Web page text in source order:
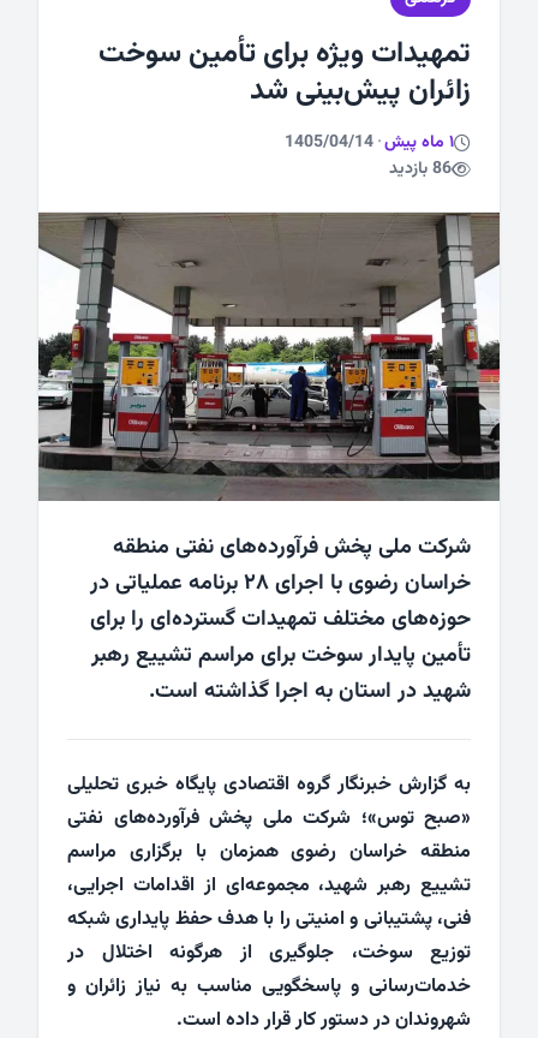
ورزشی
تمهیدات ویژه برای تأمین سوخت
زائران پیش‌بینی شد
1 ماه پیش ·
1405/04/14
86 بازدید
شرکت ملی پخش فرآورده‌های نفتی منطقه
خراسان رضوی با اجرای ۲۸ برنامه عملیاتی در
حوزه‌های مختلف تمهیدات گسترده‌ای را برای
تأمین پایدار سوخت برای مراسم تشییع رهبر
شهید در استان به اجرا گذاشته است.
به گزارش خبرنگار گروه اقتصادی پایگاه خبری تحلیلی
«صبح توس»؛ شرکت ملی پخش فرآورده‌های نفتی
منطقه خراسان رضوی همزمان با برگزاری مراسم
تشییع رهبر شهید، مجموعه‌ای از اقدامات اجرایی،
فنی، پشتیبانی و امنیتی را با هدف حفظ پایداری شبکه
توزیع سوخت، جلوگیری از هرگونه اختلال در
خدمات‌رسانی و پاسخگویی مناسب به نیاز زائران و
شهروندان در دستور کار قرار داده است.